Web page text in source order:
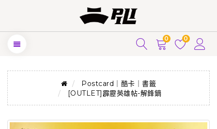
0 0
Postcard｜酷卡｜書籤
[OUTLET]霹靂英雄帖-解鋒鏑